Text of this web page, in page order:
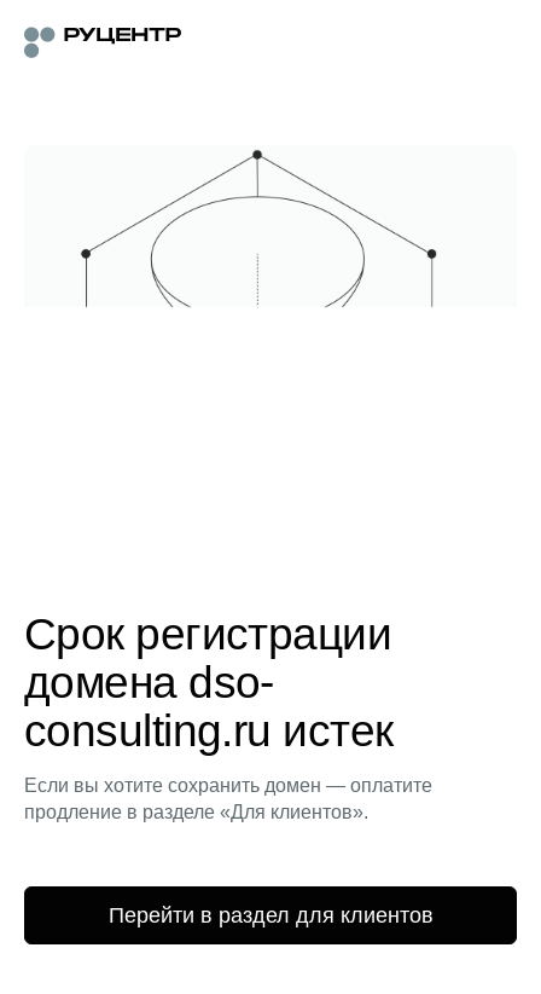
Срок регистрации
домена dso-
consulting.ru истек
Если вы хотите сохранить домен — оплатите
продление в разделе «Для клиентов».
Перейти в раздел для клиентов